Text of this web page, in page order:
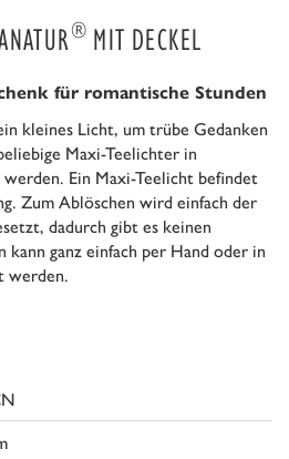
® MIT DECKEL
für romantische Stunden
kleines Licht, um trübe Gedanken
Maxi-Teelichter in
Ein Maxi-Teelicht befindet
Zum Ablöschen wird einfach der
dadurch gibt es keinen
kann ganz einfach per Hand oder in
werden.